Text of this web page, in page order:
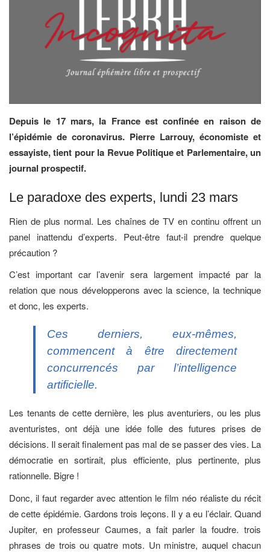
Depuis le 17 mars, la France est confinée en raison de
l’épidémie de coronavirus. Pierre Larrouy, économiste et
essayiste, tient pour la Revue Politique et Parlementaire, un
journal prospectif.
Le paradoxe des experts, lundi 23 mars
Rien de plus normal. Les chaînes de TV en continu offrent un
panel inattendu d’experts. Peut-être faut-il prendre quelque
précaution ?
C’est important car l’avenir sera largement impacté par la
relation que nous développerons avec la science, la technique
et donc, les experts.
Ces derniers, eux-mêmes,
commencent à être directement
concurrencés par l’intelligence
artificielle.
Les tenants de cette dernière, les plus aventuriers, ou les plus
aventuristes, ont déjà une idée folle des futures prises de
décisions. Il serait finalement pas mal de se passer des vies. La
démocratie en sortirait, plus efficiente, plus pertinente, plus
rationnelle. Bigre !
Donc, il faut regarder avec attention le film néo réaliste du récit
de cette épidémie. Gardons trois leçons. Il y a eu l’éclair. Quand
Jupiter, en professeur Caumes, a fait parler la foudre. trois
phrases de trois ou quatre mots. Un ministre, auquel chacun